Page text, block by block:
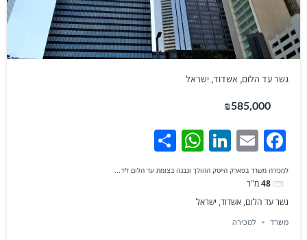
גשר עד הלום, אשדוד, ישראל
₪585,000
Facebook
Email
LinkedIn
WhatsApp
Share
למכירה משרד בפארק הייטק ההולך ונבנה בצומת עד הלום ליד...
48מ"ר
גשר עד הלום, אשדוד, ישראל
משרד למכירה